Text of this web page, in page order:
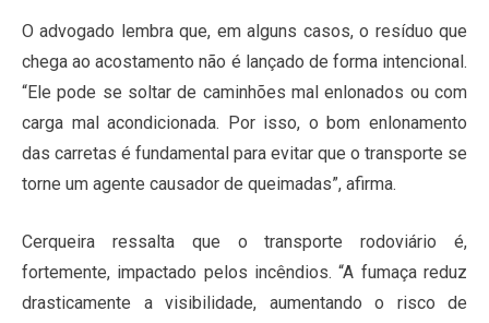
O advogado lembra que, em alguns casos, o resíduo que
chega ao acostamento não é lançado de forma intencional.
“Ele pode se soltar de caminhões mal enlonados ou com
carga mal acondicionada. Por isso, o bom enlonamento
das carretas é fundamental para evitar que o transporte se
torne um agente causador de queimadas”, afirma.
Cerqueira ressalta que o transporte rodoviário é,
fortemente, impactado pelos incêndios. “A fumaça reduz
drasticamente a visibilidade, aumentando o risco de